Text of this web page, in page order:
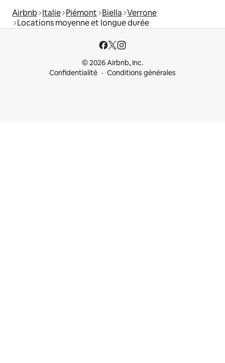
Airbnb Italie Piémont Biella Verrone
Locations moyenne et longue durée
© 2026 Airbnb, Inc.
Confidentialité
Conditions générales